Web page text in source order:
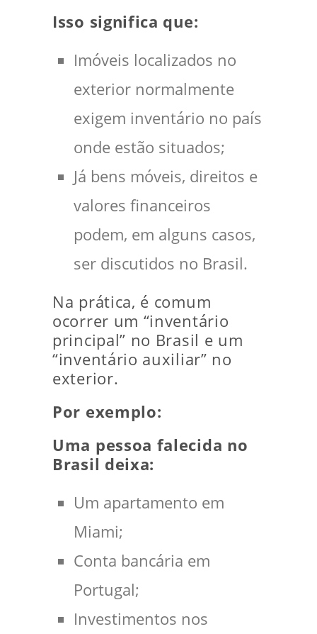
Isso significa que:
Imóveis localizados no
exterior normalmente
exigem inventário no país
onde estão situados;
Já bens móveis, direitos e
valores financeiros
podem, em alguns casos,
ser discutidos no Brasil.
Na prática, é comum
ocorrer um “inventário
principal” no Brasil e um
“inventário auxiliar” no
exterior.
Por exemplo:
Uma pessoa falecida no
Brasil deixa:
Um apartamento em
Miami;
Conta bancária em
Portugal;
Investimentos nos